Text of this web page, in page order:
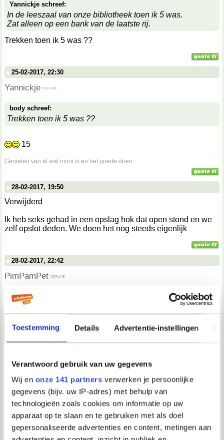
Toestemming Details Advertentie-instellingen
Verantwoord gebruik van uw gegevens
Wij en onze 141 partners verwerken je persoonlijke
gegevens (bijv. uw IP-adres) met behulp van
technologieën zoals cookies om informatie op uw
apparaat op te slaan en te gebruiken met als doel
gepersonaliseerde advertenties en content, metingen aan
Yannickje schreef:
In de leeszaal van onze bibliotheek toen ik 5 was.
Zat alleen op een bank van de laatste rij.
Trekken toen ik 5 was ??
25-02-2017, 22:30
Yannickje
body schreef:
Trekken toen ik 5 was ??
15
Genieten van al wat mooi is en het goede doen
28-02-2017, 19:50
Verwijderd
Ik heb seks gehad in een opslag hok dat open stond en we
zelf opslot deden. We doen het nog steeds eigenlijk
28-02-2017, 22:42
PimPamPet
Nice
02-03-2017, 14:39
Bengel
Toen ik 11 jaar was vrij vaak na het zwemmen, op het terras
achter de tafel zittend. Onder het kijken naar meisjes die
toevallig op een nabij geplaatste bank gingen zitten..
Soms kwam ik daarbij alleen al bij fantasie klaar. Of via een
gat in mijn broekzak de eikel te strelen.
06-03-2017, 17:00